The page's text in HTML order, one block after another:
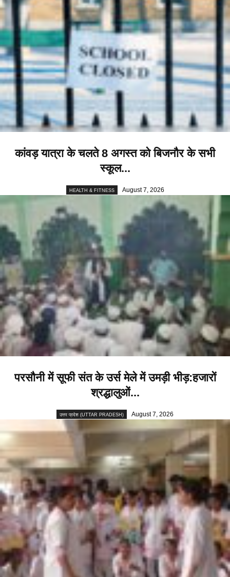
कांवड़ यात्रा के चलते 8 अगस्त को बिजनौर के सभी
स्कूल...
HEALTH & FITNESS August 7, 2026
परसौनी में सूफी संत के उर्स मेले में उमड़ी भीड़:हजारों
श्रद्धालुओं...
उत्तर प्रदेश (UTTAR PRADESH) August 7, 2026